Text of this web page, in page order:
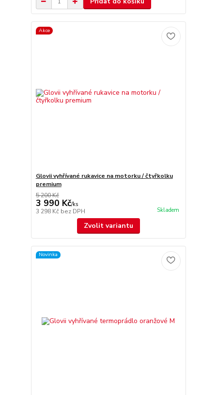
Akce
Glovii vyhřívané rukavice na motorku / čtyřkolku
premium
5 200 Kč
3 990 Kč/ks
3 298 Kč bez DPH Skladem
Zvolit variantu
Novinka